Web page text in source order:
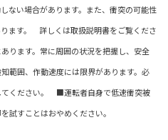
ない場合があります。また、衝突の可能性
ます。 詳しくは取扱説明書をご覧くださ
ます。常に周囲の状況を把握し、安全
囲、作動速度には限界があります。必
ください。
■運転者自身で低速衝突被
試すことはおやめください。